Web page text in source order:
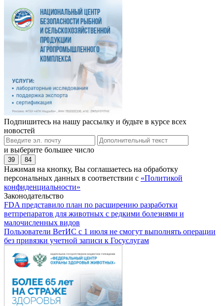
Подпишитесь на нашу рассылку и будьте в курсе всех
новостей
и выберите большее число
39 84
Нажимая на кнопку, Вы соглашаетесь на обработку
персональных данных в соответствии с «Политикой
конфиденциальности»
Законодательство
FDA представило план по расширению разработки
ветпрепаратов для животных с редкими болезнями и
малочисленных видов
Пользователи ВетИС с 1 июля не смогут выполнять операции
без привязки учетной записи к Госуслугам